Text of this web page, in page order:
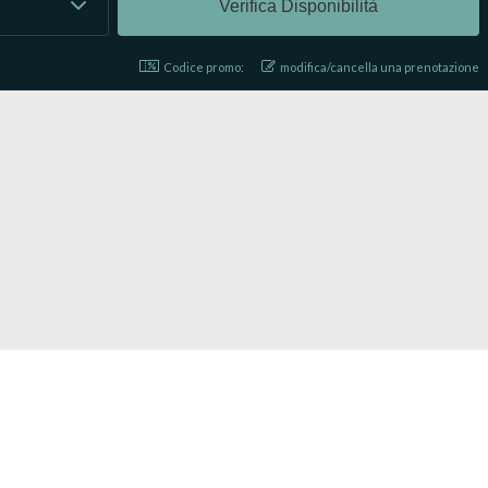
Codice promo: modifica/cancella una prenotazione